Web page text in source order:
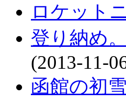
ロケット
登り納め
(2013-11-
函館の初